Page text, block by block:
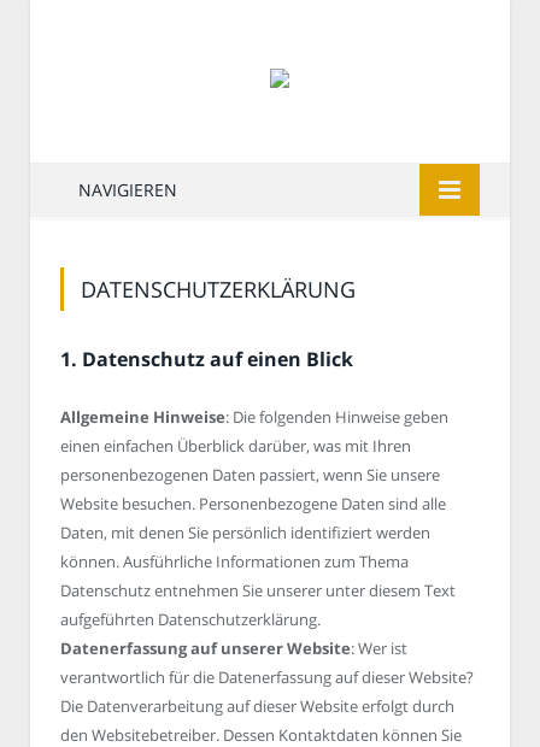
NAVIGIEREN
DATENSCHUTZERKLÄRUNG
1. Datenschutz auf einen Blick
Allgemeine Hinweise: Die folgenden Hinweise geben
einen einfachen Überblick darüber, was mit Ihren
personenbezogenen Daten passiert, wenn Sie unsere
Website besuchen. Personenbezogene Daten sind alle
Daten, mit denen Sie persönlich identifiziert werden
können. Ausführliche Informationen zum Thema
Datenschutz entnehmen Sie unserer unter diesem Text
aufgeführten Datenschutzerklärung.
Datenerfassung auf unserer Website: Wer ist
verantwortlich für die Datenerfassung auf dieser Website?
Die Datenverarbeitung auf dieser Website erfolgt durch
den Websitebetreiber. Dessen Kontaktdaten können Sie